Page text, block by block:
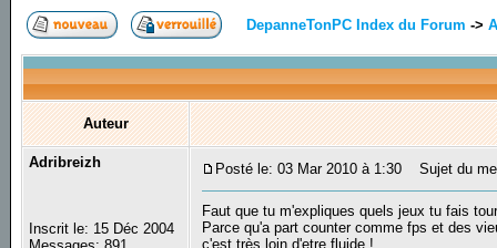
DepanneTonPC Index du Forum ->
Auteur
Adribreizh
Inscrit le: 15 Déc 2004
Posté le: 03 Mar 2010 à 1:30 Sujet du
Faut que tu m'expliques quels jeux tu fais
Parce qu'a part counter comme fps et des
c'est très loin d'etre fluide !